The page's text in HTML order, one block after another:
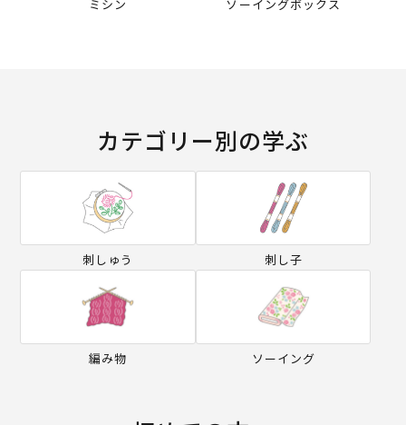
ミシン ソーイングボックス
カテゴリー別の学ぶ
刺しゅう 刺し子
編み物 ソーイング